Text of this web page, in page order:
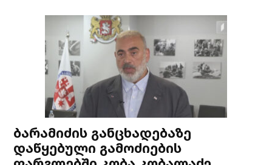
ბარამიძის განცხადებაზე
დაწყებული გამოძიების